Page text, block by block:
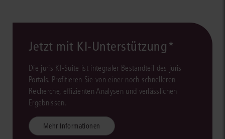
Jetzt mit KI-Unterstützung*
Die juris KI-Suite ist integraler Bestandteil des juris
Portals. Profitieren Sie von einer noch schnelleren
Recherche, effizienten Analysen und verlässlichen
Ergebnissen.
Mehr Informationen